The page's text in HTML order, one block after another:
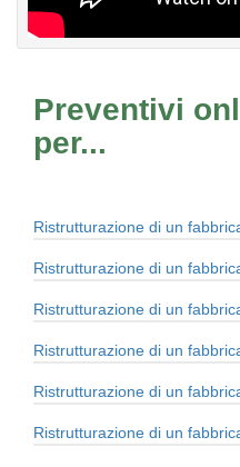
Preventivi
per...
Ristrutturazione di un
Ristrutturazione di un
Ristrutturazione di un
Ristrutturazione di un
Ristrutturazione di un
Ristrutturazione di un